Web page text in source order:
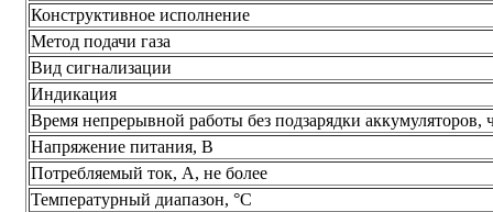
Конструктивное исполнение
Метод подачи газа
Вид сигнализации
Индикация
Время непрерывной работы без подзарядки аккумуляторов,
Напряжение питания, В
Потребляемый ток, А, не более
Температурный диапазон, °С